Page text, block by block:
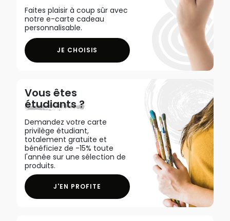
Faites plaisir à coup sûr avec
notre e-carte cadeau
personnalisable.
JE CHOISIS
Vous êtes
étudiants ?
Demandez votre carte
privilège étudiant,
totalement gratuite et
bénéficiez de -15% toute
l'année sur une sélection de
produits.
J'EN PROFITE